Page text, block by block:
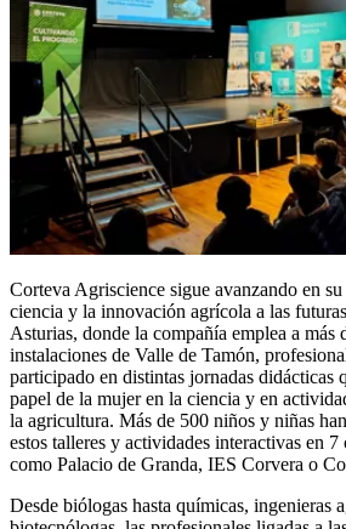
Corteva Agriscience sigue avanzando en
ciencia y la innovación agrícola a las
Asturias, donde la compañía emplea a más
instalaciones de Valle de Tamón,
participado en distintas jornadas didácticas
papel de la mujer en la ciencia y en
la agricultura. Más de 500 niños y niñas
estos talleres y actividades interactivas en
como Palacio de Granda, IES Corvera o
Desde biólogas hasta químicas, ingenieras